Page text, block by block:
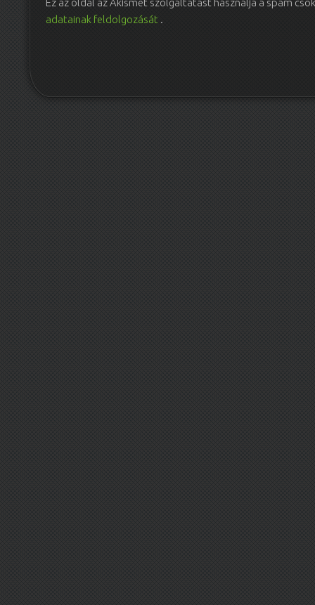
adatainak feldolgozását .